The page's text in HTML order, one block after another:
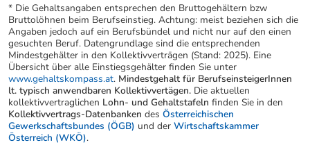
* Die Gehaltsangaben entsprechen den Bruttogehältern bzw
Bruttolöhnen beim Berufseinstieg. Achtung: meist beziehen sich die
Angaben jedoch auf ein Berufsbündel und nicht nur auf den einen
gesuchten Beruf. Datengrundlage sind die entsprechenden
Mindestgehälter in den Kollektivverträgen (Stand: 2025). Eine
Übersicht über alle Einstiegsgehälter finden Sie unter
www.gehaltskompass.at. Mindestgehalt für BerufseinsteigerInnen
lt. typisch anwendbaren Kollektivvertägen. Die aktuellen
kollektivvertraglichen Lohn- und Gehaltstafeln finden Sie in den
Kollektivvertrags-Datenbanken des Österreichischen
Gewerkschaftsbundes (ÖGB) und der Wirtschaftskammer
Österreich (WKÖ).